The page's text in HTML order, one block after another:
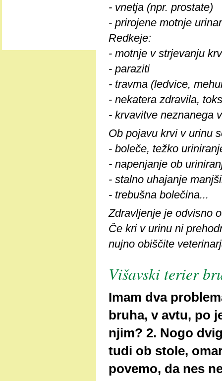
- vnetja (npr. prostate)
- prirojene motnje
Redkeje:
- motnje v strjevanju
- paraziti
- travma (ledvice,
- nekatera zdravila,
- krvavitve neznanega
Ob pojavu krvi v urinu
- boleče, težko
- napenjanje ob
- stalno uhajanje
- trebušna bolečina...
Zdravljenje je odvisno
Če kri v urinu ni
nujno obiščite
Višavski terier
Imam dva
bruha, v avtu, po
njim? 2. Nogo
tudi ob stole,
povemo, da nes